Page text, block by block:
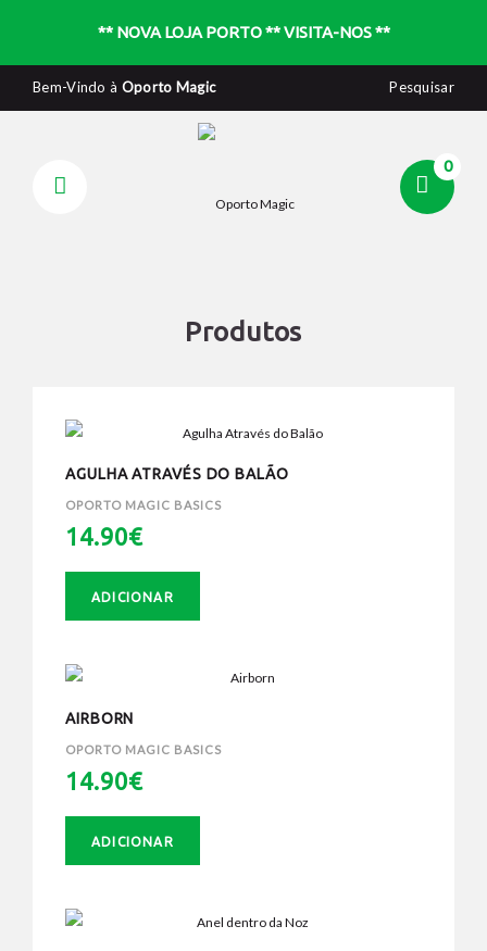
** NOVA LOJA PORTO ** VISITA-NOS **
Bem-Vindo à Oporto Magic Pesquisar
0
Produtos
AGULHA ATRAVÉS DO BALÃO
OPORTO MAGIC BASICS
14.90€
ADICIONAR
AIRBORN
OPORTO MAGIC BASICS
14.90€
ADICIONAR